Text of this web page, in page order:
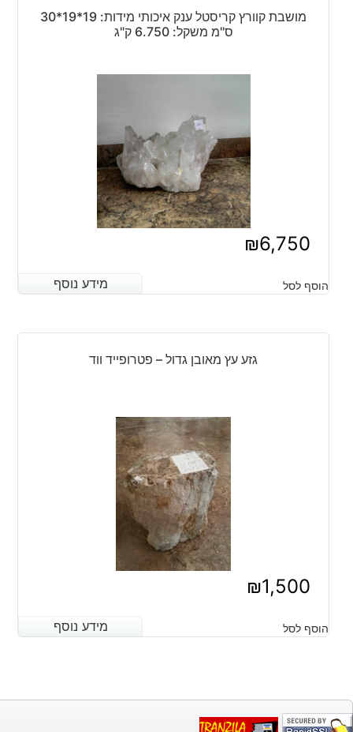
₪10,500.
₪8,320.
מושבת קוורץ קריסטל ענק איכותי מידות: 19*19*30
ס"מ משקל: 6.750 ק"ג
₪6,750
מידע נוסף הוסף לסל מידע נוסף
גזע עץ מאובן גדול – פטרופייד ווד
₪1,500
מידע נוסף הוסף לסל מידע נוסף